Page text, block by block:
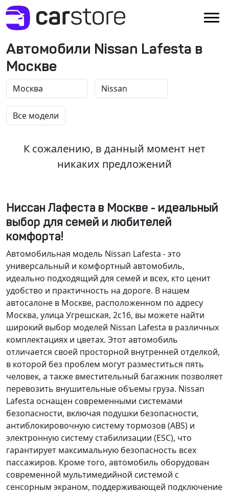
Автомобили Nissan Lafesta в
Москве
К сожалению, в данный момент нет
никаких предложений
Ниссан Лафеста в Москве - идеальный
выбор для семей и любителей
комфорта!
Автомобильная модель Nissan Lafesta - это
универсальный и комфортный автомобиль,
идеально подходящий для семей и всех, кто ценит
удобство и практичность на дороге. В нашем
автосалоне в Москве, расположенном по адресу
Москва, улица Угрешская, 2с16, вы можете найти
широкий выбор моделей Nissan Lafesta в различных
комплектациях и цветах. Этот автомобиль
отличается своей просторной внутренней отделкой,
в которой без проблем могут разместиться пять
человек, а также вместительный багажник позволяет
перевозить внушительные объемы груза. Nissan
Lafesta оснащен современными системами
безопасности, включая подушки безопасности,
антиблокировочную систему тормозов (ABS) и
электронную систему стабилизации (ESC), что
гарантирует максимальную безопасность всех
пассажиров. Кроме того, автомобиль оборудован
современной мультимедийной системой с
сенсорным экраном, поддерживающей подключение